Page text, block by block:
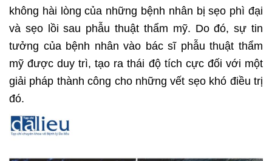
không hài lòng của những bệnh nhân bị sẹo phì đại
và sẹo lồi sau phẫu thuật thẩm mỹ. Do đó, sự tin
tưởng của bệnh nhân vào bác sĩ phẫu thuật thẩm
mỹ được duy trì, tạo ra thái độ tích cực đối với một
giải pháp thành công cho những vết sẹo khó điều trị
đó.